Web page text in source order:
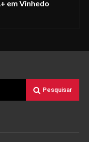
em Vinhedo
Pesquisar